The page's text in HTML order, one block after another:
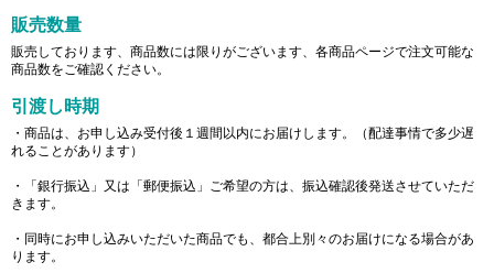
販売数量
販売しております、商品数には限りがございます、各商品ページで注文可能な
商品数をご確認ください。
引渡し時期
・商品は、お申し込み受付後１週間以内にお届けします。（配達事情で多少遅
れることがあります）
・「銀行振込」又は「郵便振込」ご希望の方は、振込確認後発送させていただ
きます。
・同時にお申し込みいただいた商品でも、都合上別々のお届けになる場合があ
ります。